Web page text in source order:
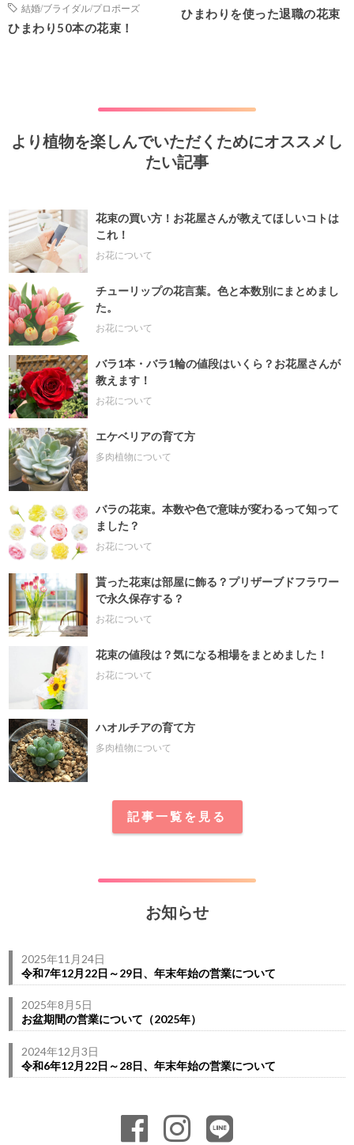
結婚/ブライダル/プロポーズ
ひまわり50本の花束！
ひまわりを使った退職の花束
より植物を楽しんでいただくためにオススメし
たい記事
花束の買い方！お花屋さんが教えてほしいコトは
これ！
お花について
チューリップの花言葉。色と本数別にまとめまし
た。
お花について
バラ1本・バラ1輪の値段はいくら？お花屋さんが
教えます！
お花について
エケベリアの育て方
多肉植物について
バラの花束。本数や色で意味が変わるって知って
ました？
お花について
貰った花束は部屋に飾る？プリザーブドフラワー
で永久保存する？
お花について
花束の値段は？気になる相場をまとめました！
お花について
ハオルチアの育て方
多肉植物について
記事一覧を見る
お知らせ
2025年11月24日
令和7年12月22日～29日、年末年始の営業について
2025年8月5日
お盆期間の営業について（2025年）
2024年12月3日
令和6年12月22日～28日、年末年始の営業について